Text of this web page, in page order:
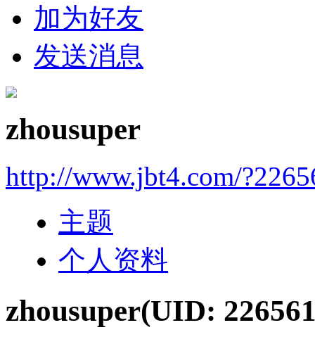
加为好友
发送消息
zhousuper
http://www.jbt4.com/
主题
个人资料
zhousuper(UID: